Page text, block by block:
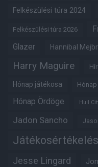
Felkészülési túra 2024
Felkészülési túra 2026
Glazer Hannibal
Harry Maguire
Hónap játékosa
Hónap Ördöge Hull
Jadon Sancho
Játékosértékelés
Jesse Lingard